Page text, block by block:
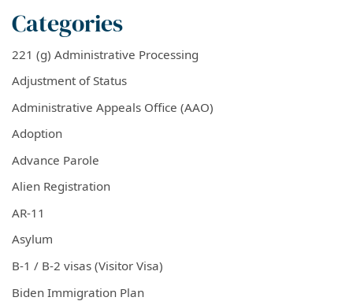
Categories
221 (g) Administrative Processing
Adjustment of Status
Administrative Appeals Office (AAO)
Adoption
Advance Parole
Alien Registration
AR-11
Asylum
B-1 / B-2 visas (Visitor Visa)
Biden Immigration Plan